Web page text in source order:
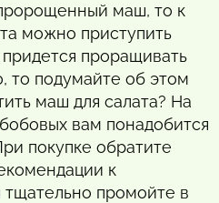
маш, то к
можно приступить
проращивать
то подумайте об этом
маш для салата? На
вам понадобится
покупке обратите
к
промойте в